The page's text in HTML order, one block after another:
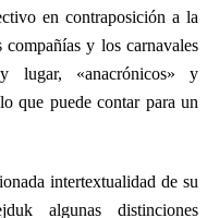
en contraposición a la
y los carnavales
«anacrónicos» y
que puede contar para un
intertextualidad de su
algunas distinciones